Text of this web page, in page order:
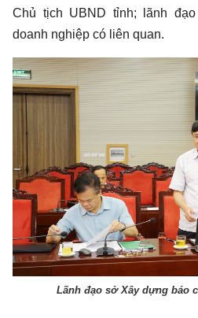
Chủ tịch UBND tỉnh; lãnh
doanh nghiệp có liên quan.
Lãnh đạo sở Xây dựng báo